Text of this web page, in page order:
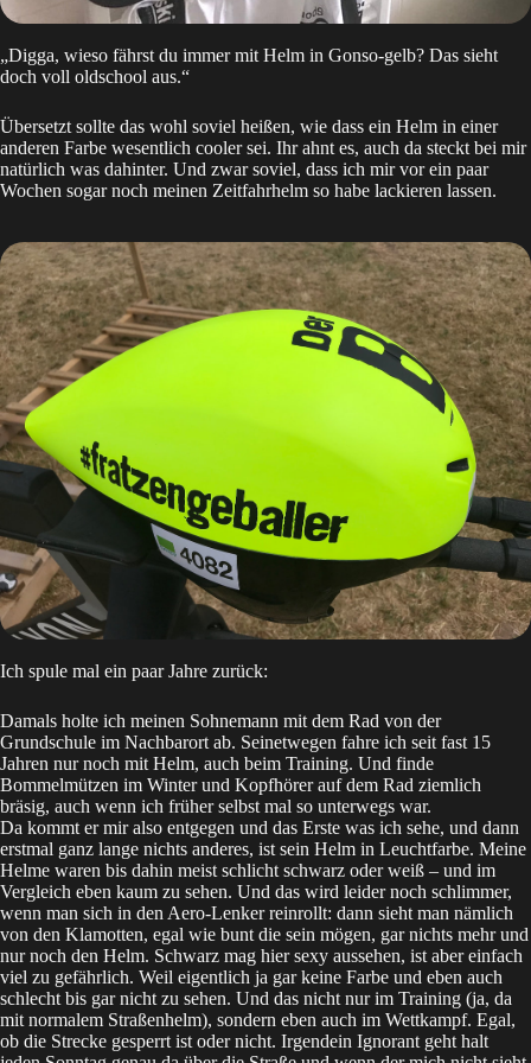
„Digga, wieso fährst du immer mit Helm in Gonso-gelb? Das sieht
doch voll oldschool aus.“
Übersetzt sollte das wohl soviel heißen, wie dass ein Helm in einer
anderen Farbe wesentlich cooler sei. Ihr ahnt es, auch da steckt bei mir
natürlich was dahinter. Und zwar soviel, dass ich mir vor ein paar
Wochen sogar noch meinen Zeitfahrhelm so habe lackieren lassen.
Ich spule mal ein paar Jahre zurück:
Damals holte ich meinen Sohnemann mit dem Rad von der
Grundschule im Nachbarort ab. Seinetwegen fahre ich seit fast 15
Jahren nur noch mit Helm, auch beim Training. Und finde
Bommelmützen im Winter und Kopfhörer auf dem Rad ziemlich
bräsig, auch wenn ich früher selbst mal so unterwegs war.
Da kommt er mir also entgegen und das Erste was ich sehe, und dann
erstmal ganz lange nichts anderes, ist sein Helm in Leuchtfarbe. Meine
Helme waren bis dahin meist schlicht schwarz oder weiß – und im
Vergleich eben kaum zu sehen. Und das wird leider noch schlimmer,
wenn man sich in den Aero-Lenker reinrollt: dann sieht man nämlich
von den Klamotten, egal wie bunt die sein mögen, gar nichts mehr und
nur noch den Helm. Schwarz mag hier sexy aussehen, ist aber einfach
viel zu gefährlich. Weil eigentlich ja gar keine Farbe und eben auch
schlecht bis gar nicht zu sehen. Und das nicht nur im Training (ja, da
mit normalem Straßenhelm), sondern eben auch im Wettkampf. Egal,
ob die Strecke gesperrt ist oder nicht. Irgendein Ignorant geht halt